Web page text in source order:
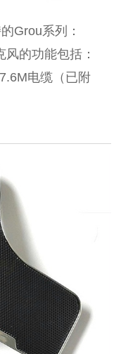
Grou系列：
的功能包括：
电缆（已附